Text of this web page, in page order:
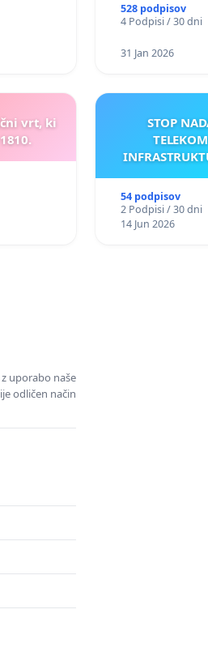
528 podpisov
4 Podpisi / 30 dni
31 Jan 2026
vrt, ki
STOP
54 podpisov
2 Podpisi / 30 dni
14 Jun 2026
uporabo naše
odličen način